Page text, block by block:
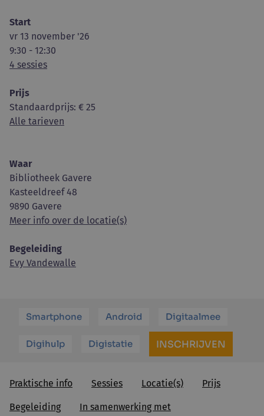
Start
vr 13 november '26
9:30 - 12:30
4 sessies
Prijs
Standaardprijs: € 25
Alle tarieven
Waar
Bibliotheek Gavere
Kasteeldreef 48
9890 Gavere
Meer info over de locatie(s)
Begeleiding
Evy Vandewalle
Smartphone Android Digitaalmee
Digihulp Digistatie INSCHRIJVEN
Praktische info Sessies Locatie(s) Prijs
Begeleiding In samenwerking met